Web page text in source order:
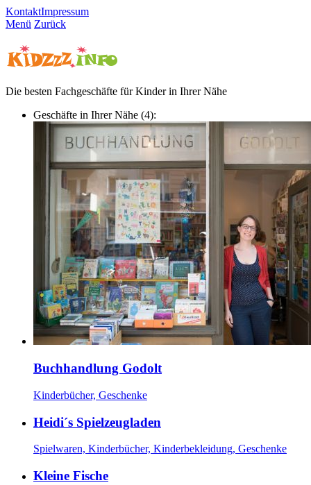
KontaktImpressum
Menü Zurück
Die besten Fachgeschäfte für Kinder in Ihrer Nähe
Geschäfte in Ihrer Nähe (4):
Buchhandlung Godolt
Kinderbücher, Geschenke
Heidi´s Spielzeugladen
Spielwaren, Kinderbücher, Kinderbekleidung, Geschenke
Kleine Fische